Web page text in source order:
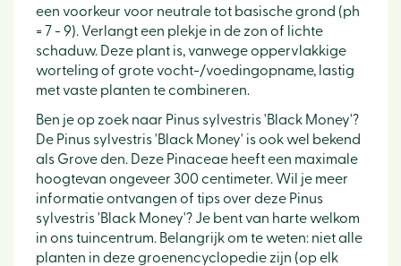
een voorkeur voor neutrale tot basische grond (ph
= 7 - 9). Verlangt een plekje in de zon of lichte
schaduw. Deze plant is, vanwege oppervlakkige
worteling of grote vocht-/voedingopname, lastig
met vaste planten te combineren.
Ben je op zoek naar Pinus sylvestris 'Black Money'?
De Pinus sylvestris 'Black Money' is ook wel bekend
als Grove den. Deze Pinaceae heeft een maximale
hoogtevan ongeveer 300 centimeter. Wil je meer
informatie ontvangen of tips over deze Pinus
sylvestris 'Black Money'? Je bent van harte welkom
in ons tuincentrum. Belangrijk om te weten: niet alle
planten in deze groenencyclopedie zijn (op elk